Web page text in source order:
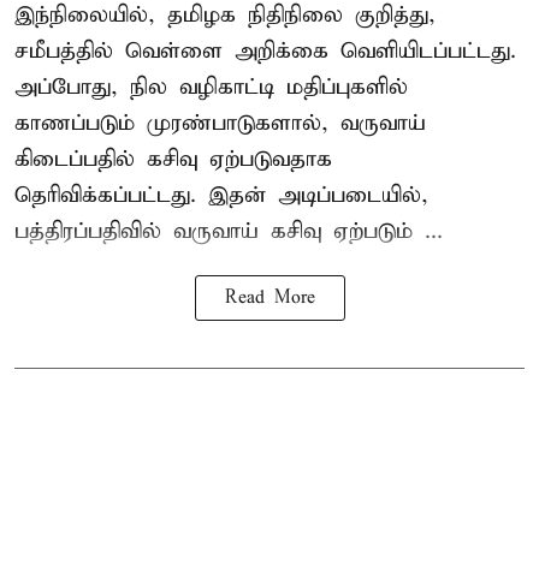
இந்நிலையில், தமிழக நிதிநிலை குறித்து,
சமீபத்தில் வெள்ளை அறிக்கை வெளியிடப்பட்டது.
அப்போது, நில வழிகாட்டி மதிப்புகளில்
காணப்படும் முரண்பாடுகளால், வருவாய்
கிடைப்பதில் கசிவு ஏற்படுவதாக
தெரிவிக்கப்பட்டது. இதன் அடிப்படையில்,
பத்திரப்பதிவில் வருவாய் கசிவு ஏற்படும் ...
Read More